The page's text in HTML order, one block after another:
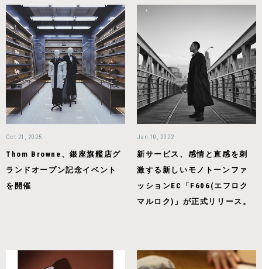
Oct 21, 2025
Thom Browne、銀座旗艦店グ
ランドオープン記念イベント
を開催
Jan 10, 2022
新サービス、感情と直感を刺
激する新しいモノトーンファ
ッションEC「F606(エフロク
マルロク)」が正式リリース。